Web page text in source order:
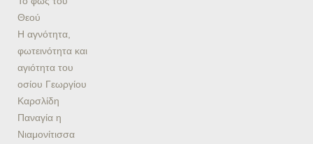
Θεού
Η αγνότητα,
φωτεινότητα και
αγιότητα του
οσίου Γεωργίου
Καρσλίδη
Παναγία η
Νιαμονίτισσα